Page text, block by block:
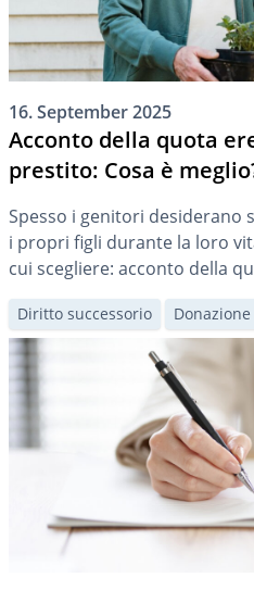
16. September 2025
Acconto della quota
prestito: Cosa è
Spesso i genitori desiderano
i propri figli durante la loro
cui scegliere: acconto della
prestito familiare. Ogni
fiscali diverse.
Diritto successorio Donazione